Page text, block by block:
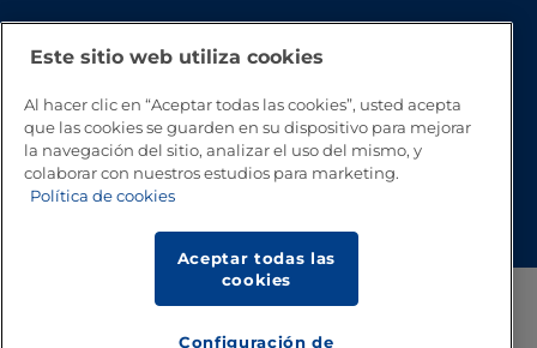
Volver a inicio
Este sitio web utiliza cookies
Al hacer clic en “Aceptar todas las cookies”, usted acepta
que las cookies se guarden en su dispositivo para mejorar
la navegación del sitio, analizar el uso del mismo, y
colaborar con nuestros estudios para marketing.
Política de cookies
Aceptar todas las
cookies
Configuración de